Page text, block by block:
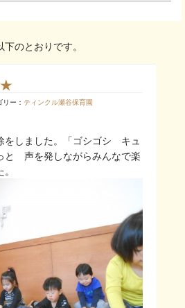
のとおりです。
★
ー： ティンクル瀬谷保育園
しました。「ゴシゴシ キュ
声を発しながらみんなで楽
。